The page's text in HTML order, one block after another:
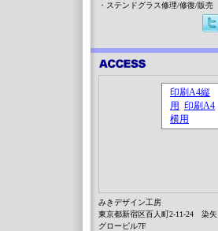
・ステンドグラス修理/修復/販売
みきデザイン工房
東京都新宿区百人町2-11-24 染矢
グロービル7F